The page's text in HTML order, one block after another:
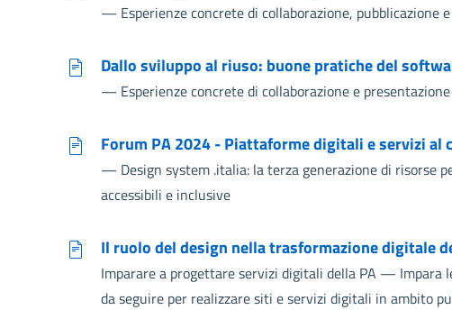
— Esperienze concrete di collaborazione, pubblicazione
Dallo sviluppo al riuso: buone pratiche del
— Esperienze concrete di collaborazione e
Forum PA 2024 - Piattaforme digitali e servizi
— Design system .italia: la terza generazione di risorse
accessibili e inclusive
Il ruolo del design nella trasformazione digitale
Imparare a progettare servizi digitali della PA — Impara
da seguire per realizzare siti e servizi digitali in ambito